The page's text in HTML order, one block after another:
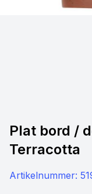
Plat bord /
Terracotta
Artikelnummer: